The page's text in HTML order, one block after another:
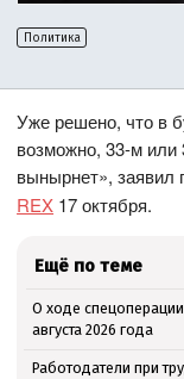
Политика
Уже решено, что в
возможно, 33-м или
вынырнет», заявил
REX 17 октября.
Ещё по теме
О ходе
августа 2026 года
Работодатели при